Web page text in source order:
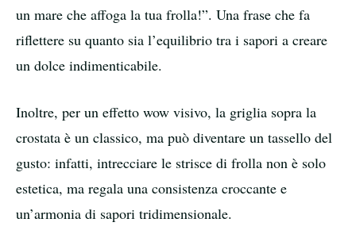
un mare che affoga la tua frolla!”. Una frase che fa
riflettere su quanto sia l’equilibrio tra i sapori a creare
un dolce indimenticabile.
Inoltre, per un effetto wow visivo, la griglia sopra la
crostata è un classico, ma può diventare un tassello del
gusto: infatti, intrecciare le strisce di frolla non è solo
estetica, ma regala una consistenza croccante e
un’armonia di sapori tridimensionale.